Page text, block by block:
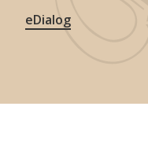
eDialog